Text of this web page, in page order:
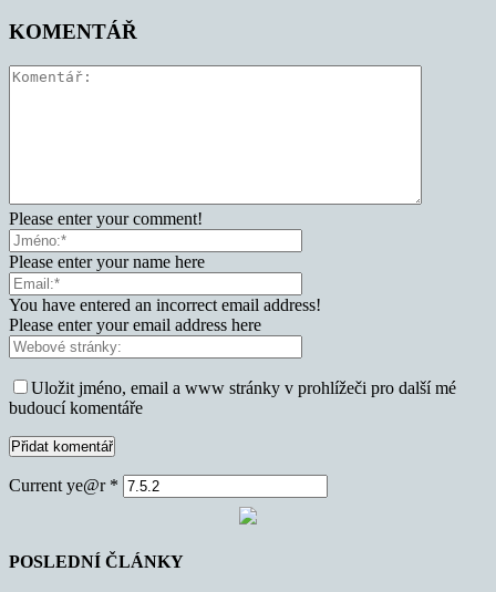
KOMENTÁŘ
Please enter your comment!
Please enter your name here
You have entered an incorrect email address!
Please enter your email address here
Uložit jméno, email a www stránky v prohlížeči pro další mé
budoucí komentáře
Current ye@r *
POSLEDNÍ ČLÁNKY